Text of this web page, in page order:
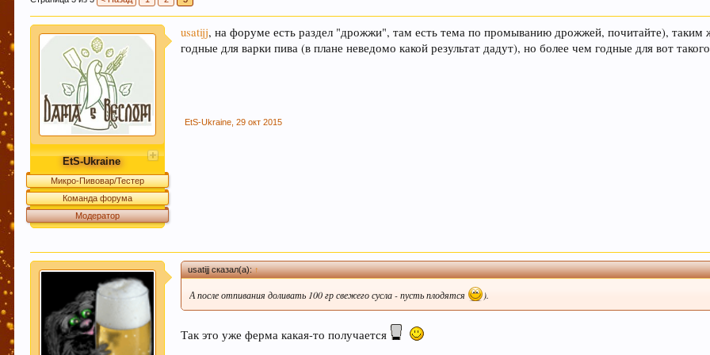
При приеме пива у мужчин выделяется гормон дофамин, отвечающий за чувство удовлетворения. При
независимо от того, любит ли мужчина напитки этой марки, и даже при отсутствии алкоголя.
Пиво богато антиоксидантами, которые приходят из хмеля и солода, из которых оно состоит. Эти
Пиво содержит витамин В, который помогает нам поддерживать здоровую кожу, нужный мышечный
сосудистой и иммунной системы.
Кофе оказывает воздействие на преждевременное старение человека и способствует развитию
Пиво может оказать положительное действие при сердечно-сосудистых заболеваниях и служить
EtS-Ukraine
Микро-Пивовар/Тестер
Команда форума
Модератор
usatijj, на форуме есть раздел "дрожжи", там есть тема по промыванию дрожжей, почитайте),
годные для варки пива (в плане неведомо какой результат дадут), но более чем годные для вот
EtS-Ukraine 29 окт 2015
usatijj сказал(а):↑
А после отпивания доливать 100 гр свежего сусла - пусть плодятся ).
Так это уже ферма какая-то получается